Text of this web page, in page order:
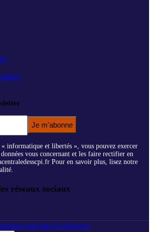
Je m'abonne
informatique et libertés », vous pouvez exercer
vous concernant et les faire rectifier en
Pour en savoir plus, lisez notre
réseaux sociaux
générales d'utilisation